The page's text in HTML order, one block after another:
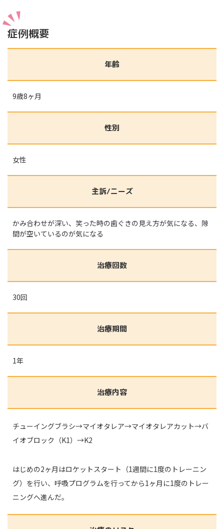
症例概要
年齢
9歳8ヶ月
性別
女性
主訴/ニーズ
かみ合わせが深い、笑った時の歯ぐきの見え方が気になる、隙
間が空いているのが気になる
治療回数
30回
治療期間
1年
治療内容
チューイングブラシ→マイオタレア→マイオタレアカット→バ
イオブロック（K1）→K2
はじめの2ヶ月はロケットスタート（1週間に1度のトレーニン
グ）を行い、呼吸プログラムを行ってから1ヶ月に1度のトレー
ニングへ進んだ。